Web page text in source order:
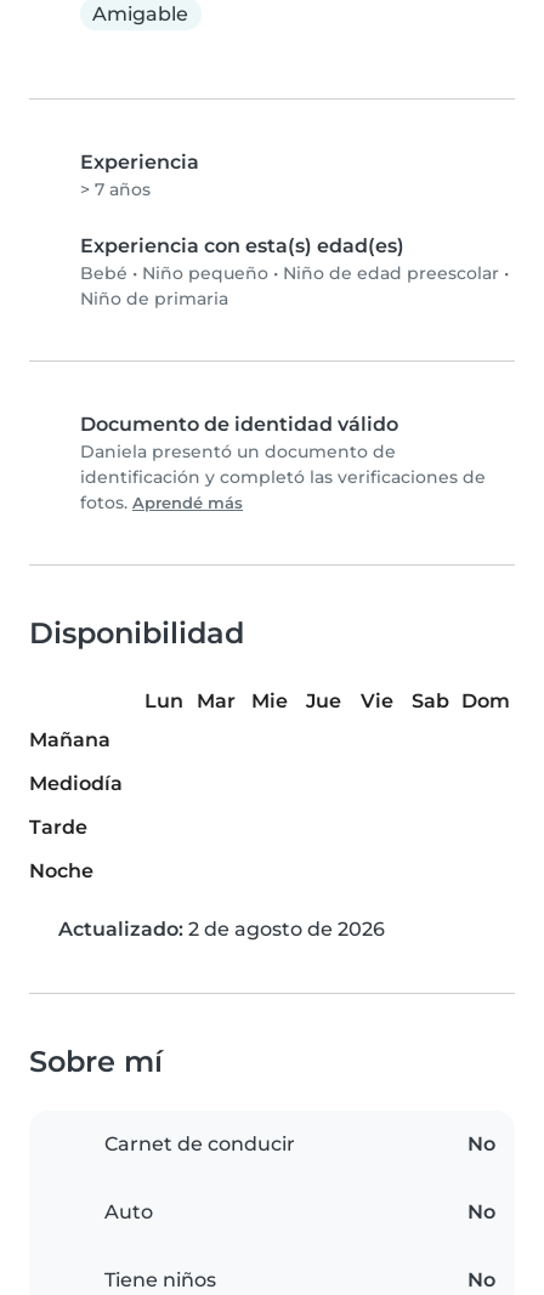
Amigable
Experiencia
> 7 años
Experiencia con esta(s) edad(es)
Bebé • Niño pequeño • Niño de edad preescolar •
Niño de primaria
Documento de identidad válido
Daniela presentó un documento de
identificación y completó las verificaciones de
fotos. Aprendé más
Disponibilidad
Lun Mar Mie Jue Vie Sab
Dom
Mañana
Mediodía
Tarde
Noche
Actualizado: 2 de agosto de 2026
Sobre mí
Carnet de conducir No
Auto No
Tiene niños No